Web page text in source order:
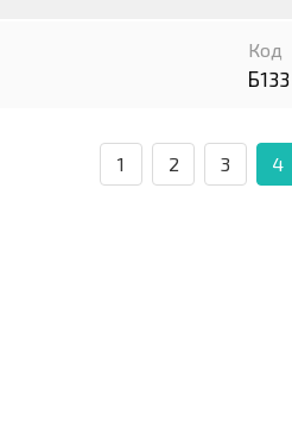
Код
Б133
1 2 3 4